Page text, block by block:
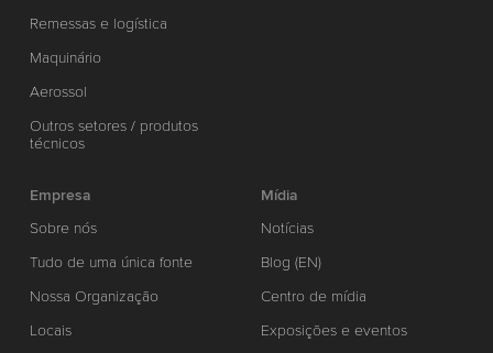
Remessas e logística
Maquinário
Aerossol
Outros setores / produtos
técnicos
Empresa
Sobre nós
Tudo de uma única fonte
Nossa Organização
Locais
Mídia
Notícias
Blog (EN)
Centro de mídia
Exposições e eventos